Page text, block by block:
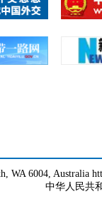
WA 6004, Australia
中华人民共